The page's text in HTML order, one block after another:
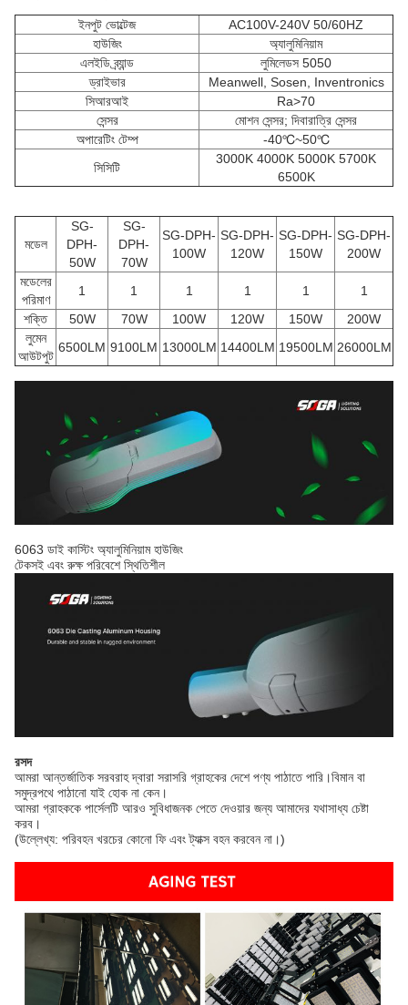
ইনপুট ভোল্টেজ
AC100V-240V 50/60HZ
হাউজিং
অ্যালুমিনিয়াম
এলইডি ব্র্যান্ড
লুমিলেডস 5050
ড্রাইভার
Meanwell, Sosen, Inventronics
সিআরআই
Ra>70
সেন্সর
মোশন সেন্সর; দিবারাত্রি সেন্সর
অপারেটিং টেম্প
-40℃~50℃
সিসিটি
3000K 4000K 5000K 5700K
6500K
মডেল
SG-
DPH-
50W
SG-
DPH-
70W
SG-DPH-
100W
SG-DPH-
120W
SG-DPH-
150W
SG-DPH-
200W
মডেলের
পরিমাণ
1 1 1 1 1
1
শক্তি
50W 70W 100W 120W 150W
200W
লুমেন
আউটপুট
6500LM 9100LM 13000LM 14400LM 19500LM 26000LM
6063 ডাই কাস্টিং অ্যালুমিনিয়াম হাউজিং
টেকসই এবং রুক্ষ পরিবেশে স্থিতিশীল
রসদ
আমরা আন্তর্জাতিক সরবরাহ দ্বারা সরাসরি গ্রাহকের দেশে পণ্য পাঠাতে পারি।বিমান বা
সমুদ্রপথে পাঠানো যাই হোক না কেন।
আমরা গ্রাহককে পার্সেলটি আরও সুবিধাজনক পেতে দেওয়ার জন্য আমাদের যথাসাধ্য চেষ্টা
করব।
(উল্লেখ্য: পরিবহন খরচের কোনো ফি এবং ট্যাক্স বহন করবেন না।)